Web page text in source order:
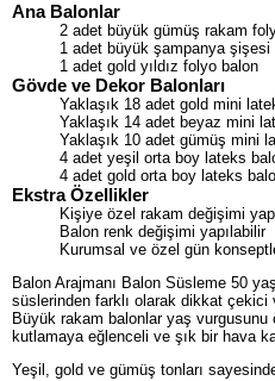
Ana Balonlar
2 adet büyük gümüş rakam
1 adet büyük şampanya şişesi
1 adet gold yıldız folyo balon
Gövde ve Dekor Balonları
Yaklaşık 18 adet gold mini
Yaklaşık 14 adet beyaz mini
Yaklaşık 10 adet gümüş mini
4 adet yeşil orta boy lateks
4 adet gold orta boy lateks
Ekstra Özellikler
Kişiye özel rakam değişimi
Balon renk değişimi yapılabilir
Kurumsal ve özel gün
Balon Arajmanı Balon Süsleme 50
süslerinden farklı olarak dikkat çekici
Büyük rakam balonlar yaş vurgusunu
kutlamaya eğlenceli ve şık bir hava
Yeşil, gold ve gümüş tonları